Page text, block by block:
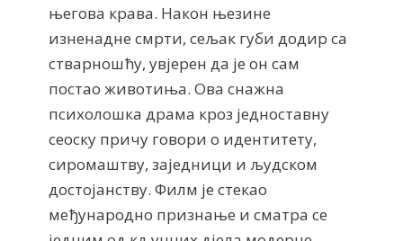
његова крава. Након њезине
изненадне смрти, сељак губи додир са
стварношћу, увјерен да је он сам
постао животиња. Ова снажна
психолошка драма кроз једноставну
сеоску причу говори о идентитету,
сиромаштву, заједници и људском
достојанству. Филм је стекао
међународно признање и сматра се